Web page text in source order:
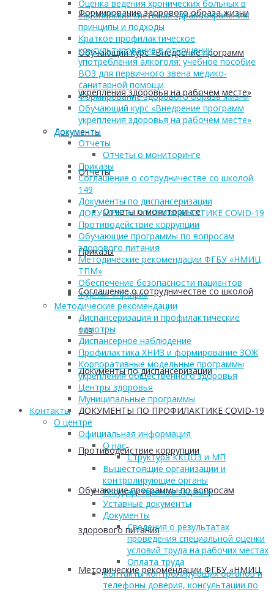
Формирование здорового образа жизни
Обучающий курс «Внедрение программ
укрепления здоровья на рабочем месте»
Документы
Отчеты
Отчеты о мониторинге
Приказы
Соглашение о сотрудничестве со школой
149
Документы по диспансеризации
ДОКУМЕНТЫ ПО ПРОФИЛАКТИКЕ COVID-19
Противодействие коррупции
Обучающие программы по вопросам
здорового питания
Методические рекомендации ФГБУ «НМИЦ
Оценка ведения хронических больных в
европейских системах здравоохранения:
принципы и подходы
Краткое профилактическое
консультирование в отношении
употребления алкоголя: учебное пособие
ВОЗ для первичного звена медико-
санитарной помощи
Формирование здорового образа жизни
Обучающий курс «Внедрение программ
укрепления здоровья на рабочем месте»
Документы
Отчеты
Отчеты о мониторинге
Приказы
Соглашение о сотрудничестве со школой
149
Документы по диспансеризации
ДОКУМЕНТЫ ПО ПРОФИЛАКТИКЕ COVID-19
Противодействие коррупции
Обучающие программы по вопросам
здорового питания
Методические рекомендации ФГБУ «НМИЦ
ТПМ»
Обеспечение безопасности пациентов
Журнал «Профи»
Методические рекомендации
Диспансеризация и профилактические
осмотры
Диспансерное наблюдение
Профилактика ХНИЗ и формирование ЗОЖ
Корпоративные модельные программы
укрепления общественного здоровья
Центры здоровья
Муниципальные программы
Контакты
О центре
Официальная информация
О нас
Структура ККЦОЗ и МП
Вышестоящие организации и
контролирующие органы
Государственное задание
Уставные документы
Документы
Сведения о результатах
проведения специальной оценки
условий труда на рабочих местах
Оплата труда
Контакты контролирующих органов и
телефоны доверия, консультации по